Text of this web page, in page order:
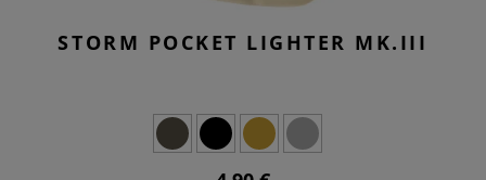
STORM POCKET LIGHTER MK.III